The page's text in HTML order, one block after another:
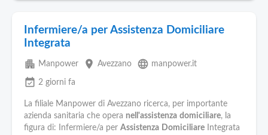
Infermiere/a per Assistenza Domiciliare
Integrata
apartment Manpower place Avezzano language manpower.it
event_available 2 giorni fa
La filiale Manpower di Avezzano ricerca, per importante
azienda sanitaria che opera nell'assistenza domiciliare, la
figura di: Infermiere/a per Assistenza Domiciliare Integrata